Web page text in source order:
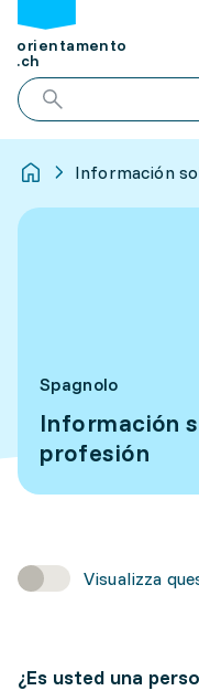
orientamento
.ch
Información
Spagnolo
Información
profesión
Visualizza
¿Es usted una